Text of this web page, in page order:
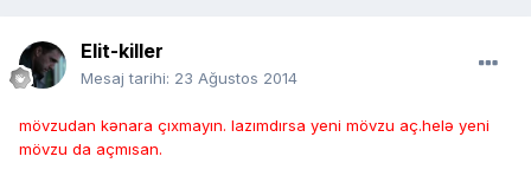
Elit-killer
Mesaj tarihi: 23 Ağustos 2014
mövzudan kənara çıxmayın. lazımdırsa yeni mövzu aç.helə yeni
mövzu da açmısan.